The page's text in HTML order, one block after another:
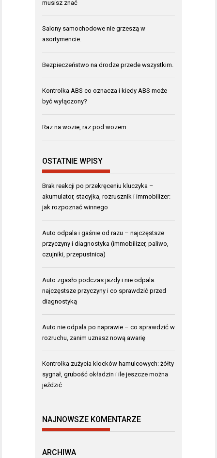
musisz znać
Salony samochodowe nie grzeszą w
asortymencie.
Bezpieczeństwo na drodze przede wszystkim.
Kontrolka ABS co oznacza i kiedy ABS może
być wyłączony?
Raz na wozie, raz pod wozem
OSTATNIE WPISY
Brak reakcji po przekręceniu kluczyka –
akumulator, stacyjka, rozrusznik i immobilizer:
jak rozpoznać winnego
Auto odpala i gaśnie od razu – najczęstsze
przyczyny i diagnostyka (immobilizer, paliwo,
czujniki, przepustnica)
Auto zgasło podczas jazdy i nie odpala:
najczęstsze przyczyny i co sprawdzić przed
diagnostyką
Auto nie odpala po naprawie – co sprawdzić w
rozruchu, zanim uznasz nową awarię
Kontrolka zużycia klocków hamulcowych: żółty
sygnał, grubość okładzin i ile jeszcze można
jeździć
NAJNOWSZE KOMENTARZE
ARCHIWA